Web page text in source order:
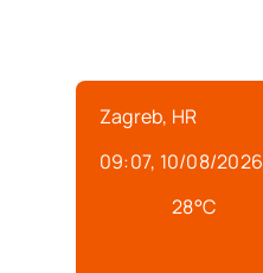
Zagreb, HR
09:07, 10/08/2026
28°C